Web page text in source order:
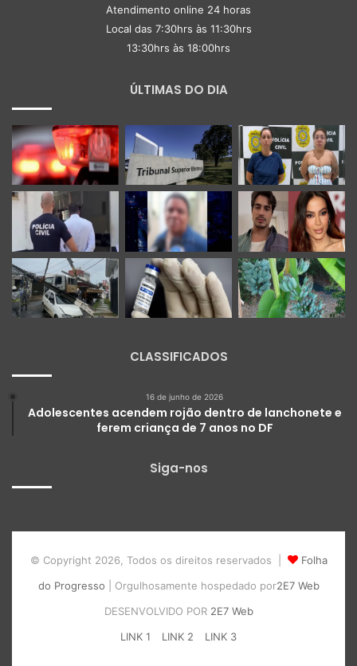
Atendimento online 24 horas
Local das 7:30hrs às 11:30hrs
13:30hrs às 18:00hrs
ÚLTIMAS DO DIA
CLASSIFICADOS
16 de junho de 2026
Adolescentes acendem rojão dentro de lanchonete e
ferem criança de 7 anos no DF
Siga-nos
© Copyright 2026, Todos os direitos reservados |
Folha
do Progresso | Orgulhosamente hospedado por2E7 Web
DESENVOLVIDO POR 2E7 Web
LINK 1
LINK 2 LINK 3